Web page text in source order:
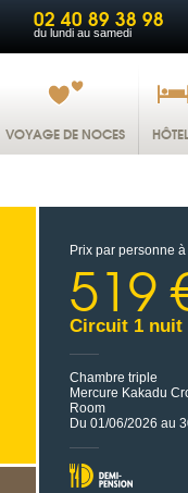
02 40 89 38 98
du lundi au samedi
VOYAGE DE NOCES
Prix par personne
519
Circuit 1 nuit
Chambre triple
Mercure Kakadu
Room
Du 01/06/2026 au